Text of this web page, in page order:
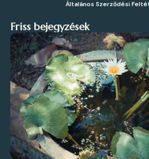
Általános Szerződési
Friss bejegyzések